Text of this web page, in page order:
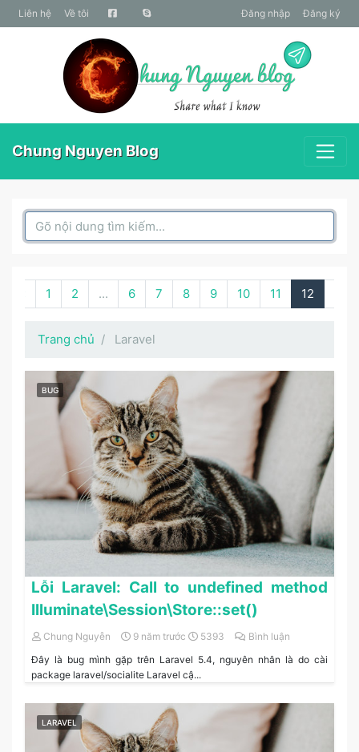
liên hệ Về tôi Đăng nhập Đăng ký
Chung Nguyen Blog
Search Box
1 2 ... 6 7 8 9 10 11 12
Trang chủ Laravel
BUG
Lỗi Laravel: Call to undefined method
Illuminate\Session\Store::set()
Chung Nguyễn 9 năm trước 5393
Bình luận
Đây là bug mình gặp trên Laravel 5.4, nguyên nhân là do cài
package laravel/socialite Laravel cậ...
LARAVEL